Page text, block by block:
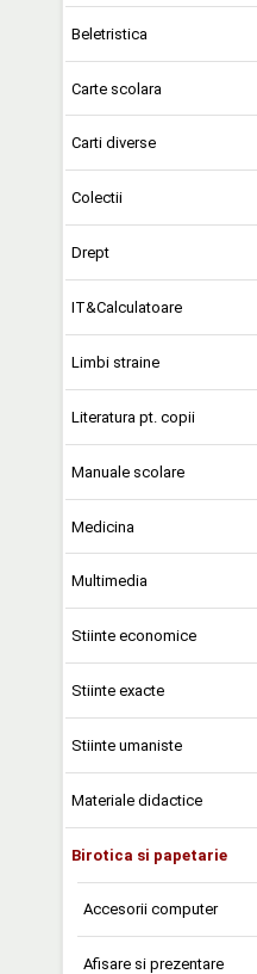
Beletristica
Carte scolara
Carti diverse
Colectii
Drept
IT&Calculatoare
Limbi straine
Literatura pt. copii
Manuale scolare
Medicina
Multimedia
Stiinte economice
Stiinte exacte
Stiinte umaniste
Materiale didactice
Birotica si papetarie
Accesorii computer
Afisare si prezentare